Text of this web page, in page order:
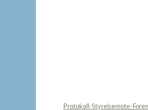
Protokoll-Styrelsemote-